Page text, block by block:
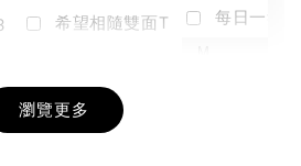
+
希望相隨雙面T
NT$ 190
-
每日一笑
瀏覽更多